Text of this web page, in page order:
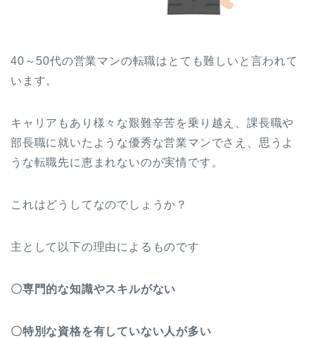
40～50代の営業マンの転職はとても難しいと言われて
います。
キャリアもあり様々な艱難辛苦を乗り越え、課長職や
部長職に就いたような優秀な営業マンでさえ、思うよ
うな転職先に恵まれないのが実情です。
これはどうしてなのでしょうか？
主として以下の理由によるものです
〇専門的な知識やスキルがない
〇特別な資格を有していない人が多い